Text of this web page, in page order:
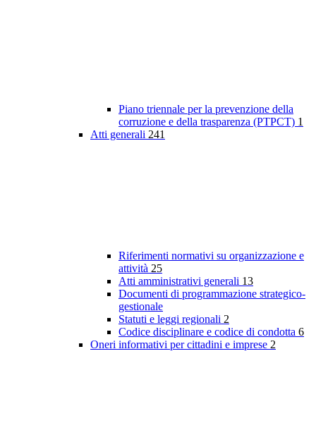
Piano triennale per la prevenzione della
corruzione e della trasparenza (PTPCT) 1
Atti generali 241
Riferimenti normativi su organizzazione e
attività 25
Atti amministrativi generali 13
Documenti di programmazione strategico-
gestionale
Statuti e leggi regionali 2
Codice disciplinare e codice di condotta 6
Oneri informativi per cittadini e imprese 2